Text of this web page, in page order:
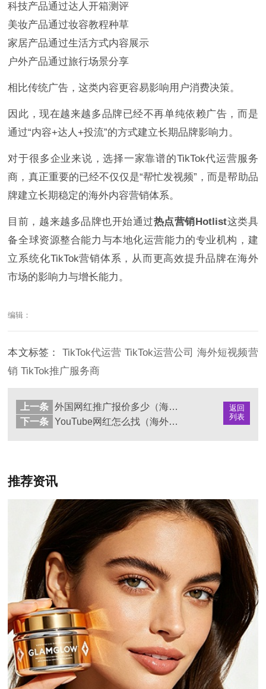
科技产品通过达人开箱测评
美妆产品通过妆容教程种草
家居产品通过生活方式内容展示
户外产品通过旅行场景分享
相比传统广告，这类内容更容易影响用户消费决策。
因此，现在越来越多品牌已经不再单纯依赖广告，而是
通过“内容+达人+投流”的方式建立长期品牌影响力。
对于很多企业来说，选择一家靠谱的TikTok代运营服务
商，真正重要的已经不仅仅是“帮忙发视频”，而是帮助品
牌建立长期稳定的海外内容营销体系。
目前，越来越多品牌也开始通过热点营销Hotlist这类具
备全球资源整合能力与本地化运营能力的专业机构，建
立系统化TikTok营销体系，从而更高效提升品牌在海外
市场的影响力与增长能力。
编辑：
本文标签： TikTok代运营 TikTok运营公司 海外短视频营
销TikTok推广服务商
返回
列表
上一条
外国网红推广报价多少（海外KOL营销费用解析）
下一条
YouTube网红怎么找（海外博主合作渠道解析）
推荐资讯